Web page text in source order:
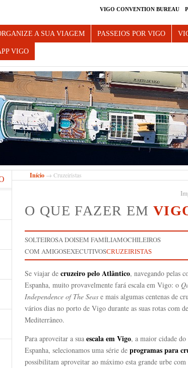
VIGO CONVENTION BUREAU
de Vigo
A SUA VIAGEM PASSEIOS POR VIGO
VIGO
Início → Cruzeiristas
O QUE FAZER EM
SOLTEIROSA DOISEM FAMÍLIAMOCHILEIROS
COM AMIGOSEXECUTIVOSCRUZEIRISTAS
Se viajar de cruzeiro pelo Atlântico, navegando pelas
Espanha, muito provavelmente fará escala em Vigo: o
Independence of The Seas e mais algumas centenas de
vários dias no porto de Vigo durante as suas rotas com
Mediterrâneo.
Para aproveitar a sua escala em Vigo, a maior cidade do
Espanha, selecionamos uma série de programas para
possibilitam aproveitar ao máximo esta grande urbe com